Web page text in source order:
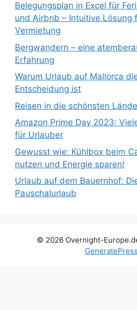
Belegungsplan in Excel für
und Airbnb – Intuitive Lösung
Vermietung
Bergwandern – eine
Erfahrung
Warum Urlaub auf Mallorca
Entscheidung ist
Reisen in die schönsten
Amazon Prime Day 2023:
für Urlauber
Gewusst wie: Kühlbox beim
nutzen und Energie sparen!
Urlaub auf dem Bauernhof:
Pauschalurlaub
© 2026 Overnight-
GeneratePress